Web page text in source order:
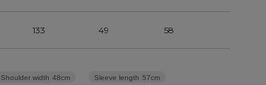
133 49 58
Sleeve length 57cm
Shoulder width 48cm